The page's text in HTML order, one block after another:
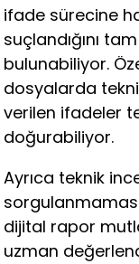
ifade sürecine
suçlandığını
bulunabiliyor.
dosyalarda
verilen ifadeler
doğurabiliyor.
Ayrıca teknik
dijital rapor
uzman